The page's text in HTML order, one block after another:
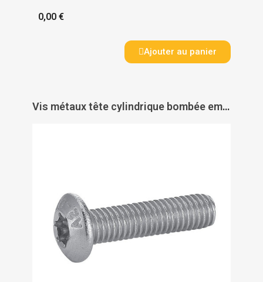
0,00 €
Ajouter au panier
Vis métaux tête cylindrique bombée empreinte Torx entièrement filetée inox A2 - ACTON